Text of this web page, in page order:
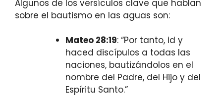
Algunos de los versículos clave que hablan
sobre el bautismo en las aguas son:
Mateo 28:19: “Por tanto, id y
haced discípulos a todas las
naciones, bautizándolos en el
nombre del Padre, del Hijo y del
Espíritu Santo.”